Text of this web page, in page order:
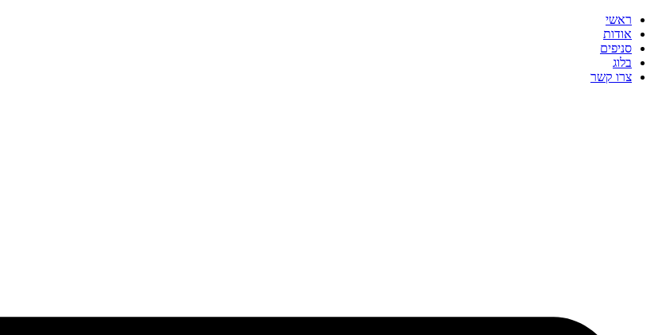
ראשי
אודות
סניפים
בלוג
צרו קשר